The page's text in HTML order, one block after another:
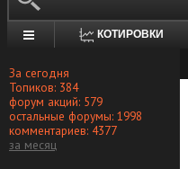
КОТИРОВКИ
За сегодня
Топиков: 384
форум акций: 579
остальные форумы: 1998
комментариев: 4377
за месяц